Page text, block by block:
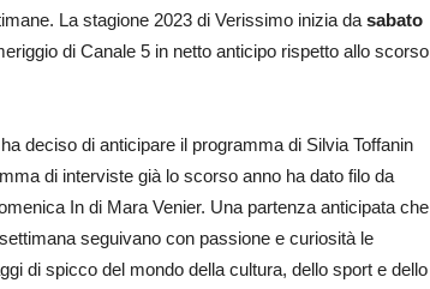
La stagione 2023 di Verissimo inizia da sabato
di Canale 5 in netto anticipo rispetto allo scorso
deciso di anticipare il programma di Silvia Toffanin
di interviste già lo scorso anno ha dato filo da
In di Mara Venier. Una partenza anticipata che
seguivano con passione e curiosità le
di spicco del mondo della cultura, dello sport e dello